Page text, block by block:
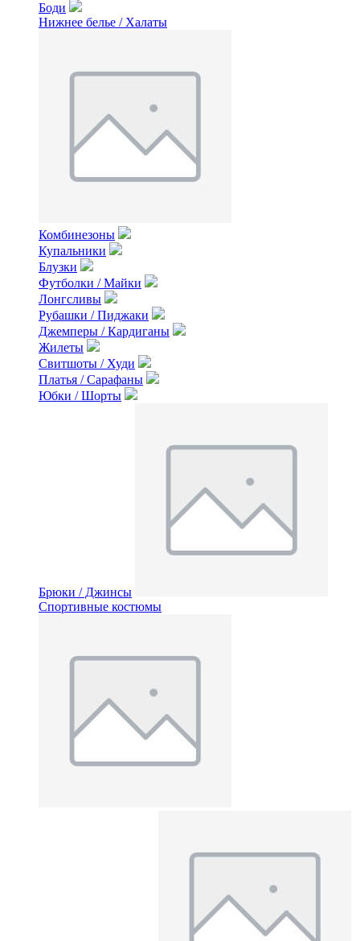
Боди
Нижнее белье / Халаты
Комбинезоны
Купальники
Блузки
Футболки / Майки
Лонгсливы
Рубашки / Пиджаки
Джемперы / Кардиганы
Жилеты
Свитшоты / Худи
Платья / Сарафаны
Юбки / Шорты
Брюки / Джинсы
Спортивные костюмы